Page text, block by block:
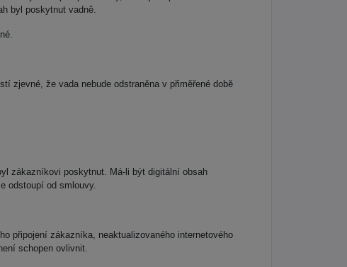
byl poskytnut vadně.
zjevné, že vada nebude odstraněna v přiměřené době
zákazníkovi poskytnut. Má-li být digitální obsah
odstoupí od smlouvy.
připojení zákazníka, neaktualizovaného internetového
schopen ovlivnit.